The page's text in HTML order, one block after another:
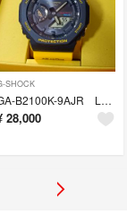
SHOCK
GA-B2100K-9AJR Love The Sea And The Eart
28,000